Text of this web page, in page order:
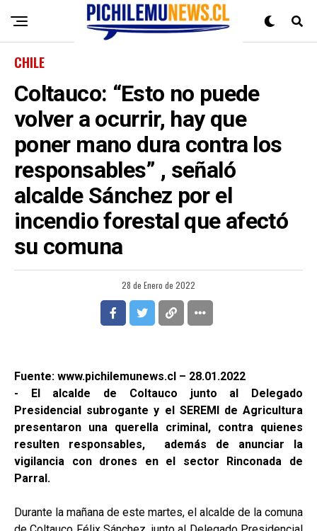
CHILE
Coltauco: “Esto no puede
volver a ocurrir, hay que
poner mano dura contra los
responsables” , señaló
alcalde Sánchez por el
incendio forestal que afectó
su comuna
28 de Enero de 2022
Fuente: www.pichilemunews.cl – 28.01.2022
- El alcalde de Coltauco junto al Delegado
Presidencial subrogante y el SEREMI de Agricultura
presentaron una querella criminal, contra quienes
resulten responsables, además de anunciar la
vigilancia con drones en el sector Rinconada de
Parral.
Durante la mañana de este martes, el alcalde de la comuna